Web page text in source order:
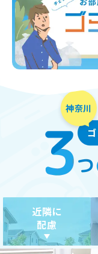
近隣に
配慮